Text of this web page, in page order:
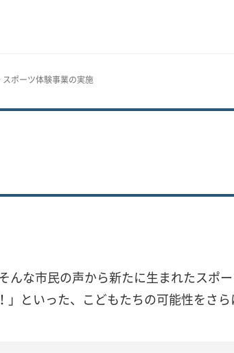
スポーツ体験事業の実施
な市民の声から新たに生まれたスポ
といった、こどもたちの可能性をさら